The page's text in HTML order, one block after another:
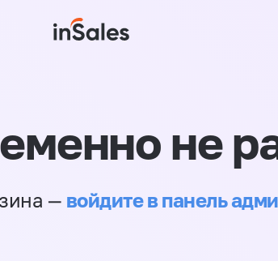
не
— войдите в панель